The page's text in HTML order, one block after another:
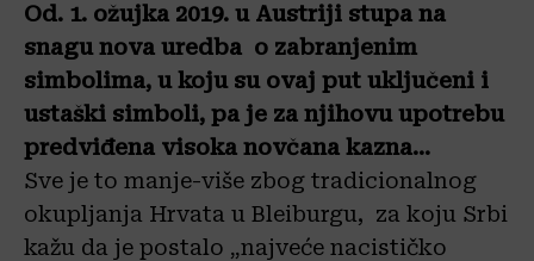
Od. 1. ožujka 2019. u Austriji stupa na
snagu nova uredba o zabranjenim
simbolima, u koju su ovaj put uključeni i
ustaški simboli, pa je za njihovu upotrebu
predviđena visoka novčana kazna…
Sve je to manje-više zbog tradicionalnog
okupljanja Hrvata u Bleiburgu, za koju Srbi
kažu da je postalo „najveće nacističko